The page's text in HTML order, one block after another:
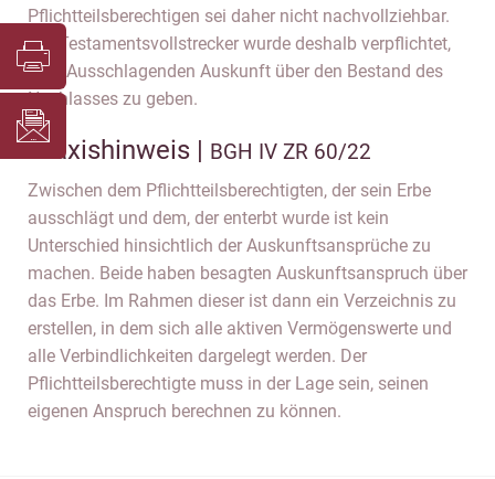
Pflichtteilsberechtigen sei daher nicht nachvollziehbar.
Der Testamentsvollstrecker wurde deshalb verpflichtet,
dem Ausschlagenden Auskunft über den Bestand des
Nachlasses zu geben.
Praxishinweis | BGH IV ZR 60/22
Zwischen dem Pflichtteilsberechtigten, der sein Erbe
ausschlägt und dem, der enterbt wurde ist kein
Unterschied hinsichtlich der Auskunftsansprüche zu
machen. Beide haben besagten Auskunftsanspruch über
das Erbe. Im Rahmen dieser ist dann ein Verzeichnis zu
erstellen, in dem sich alle aktiven Vermögenswerte und
alle Verbindlichkeiten dargelegt werden. Der
Pflichtteilsberechtigte muss in der Lage sein, seinen
eigenen Anspruch berechnen zu können.